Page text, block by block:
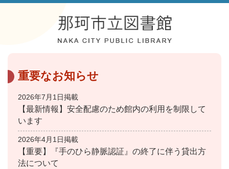
重要なお知らせ
2026年7月1日掲載
【最新情報】安全配慮のため館内の利用を制限して
います
2026年4月1日掲載
【重要】『手のひら静脈認証』の終了に伴う貸出方
法について